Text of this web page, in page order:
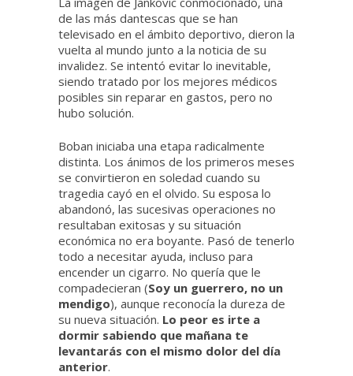
de las más dantescas que se han
televisado en el ámbito deportivo, dieron la
vuelta al mundo junto a la noticia de su
invalidez. Se intentó evitar lo inevitable,
siendo tratado por los mejores médicos
posibles sin reparar en gastos, pero no
hubo solución.
Boban iniciaba una etapa radicalmente
distinta. Los ánimos de los primeros meses
se convirtieron en soledad cuando su
tragedia cayó en el olvido. Su esposa lo
abandonó, las sucesivas operaciones no
resultaban exitosas y su situación
económica no era boyante. Pasó de tenerlo
todo a necesitar ayuda, incluso para
encender un cigarro. No quería que le
compadecieran (Soy un guerrero, no un
mendigo), aunque reconocía la dureza de
su nueva situación. Lo peor es irte a
dormir sabiendo que mañana te
levantarás con el mismo dolor del día
anterior.